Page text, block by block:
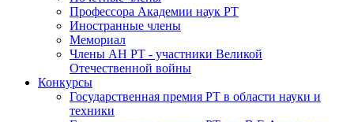
Профессора Академии наук РТ
Иностранные члены
Мемориал
Члены АН РТ - участники Великой
Отечественной войны
Конкурсы
Государственная премия РТ в области науки и
техники